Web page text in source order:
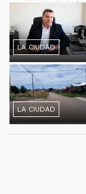
LA CIUDAD
LA CIUDAD